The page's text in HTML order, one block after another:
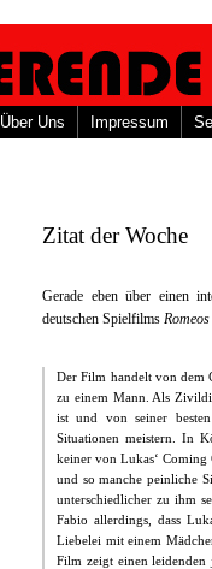
Über Uns Impressum
Zitat der Woche
Gerade eben über einen
deutschen Spielfilms Romeos
Der Film handelt von dem
zu einem Mann. Als
ist und von seiner
Situationen meistern. In
keiner von Lukas‘ Coming
und so manche peinliche
unterschiedlicher zu ihm
Fabio allerdings, dass
Liebelei mit einem
Film zeigt einen leidenden